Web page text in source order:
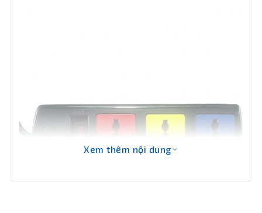
Xem thêm nội dung